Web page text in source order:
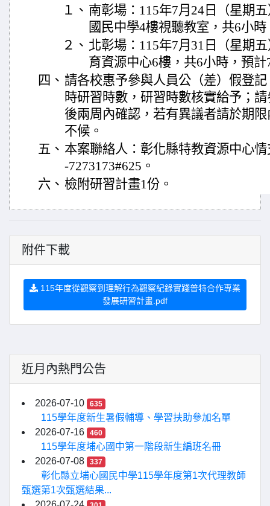
１、 南彰場：115年7月24日（星期
國民中學4樓視聽教室，共6小
２、 北彰場：115年7月31日（星期
育資源中心6樓，共6小時，預計
四、 請各校惠予參與人員公（差）假登
時研習時數，研習時數核實給予；
後兩周內確認，若有異議者請於期
不候。
五、 本案聯絡人：彰化縣特教資源中心
-7273173#625。
六、 檢附研習計畫1份。
附件下載
115年度從觀察到理解行為觀察紀錄實踐普特合作專業
發展研習計畫.pdf
近月內熱門公告
2026-07-10 635
115學年度新生暑假輔導、學習扶助參加名單
2026-07-16
460
115學年度埔心國中第一階段新生編班名冊
2026-07-08
337
彰化縣立埔心國民中學115學年度第1次代理教師
甄選第1次甄選結果...